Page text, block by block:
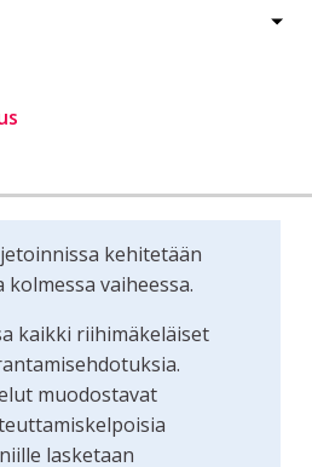
kehitetään
vaiheessa.
kaikki riihimäkeläiset
muodostavat
lasketaan